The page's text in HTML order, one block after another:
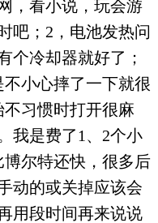
，看小说，玩会游
吧；2，电池发热问
个冷却器就好了；
小心摔了一下就很
习惯时打开很麻
我是费了1、2个小
尔特还快，很多后
动的或关掉应该会
用段时间再来说说